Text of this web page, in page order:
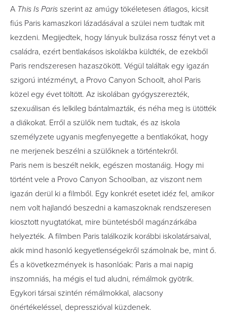
A This Is Paris szerint az amúgy tökéletesen átlagos, kicsit
fiús Paris kamaszkori lázadásával a szülei nem tudtak mit
kezdeni. Megijedtek, hogy lányuk bulizása rossz fényt vet a
családra, ezért bentlakásos iskolákba küldték, de ezekből
Paris rendszeresen hazaszökött. Végül találtak egy igazán
szigorú intézményt, a Provo Canyon Schoolt, ahol Paris
közel egy évet töltött. Az iskolában gyógyszerezték,
szexuálisan és lelkileg bántalmazták, és néha meg is ütötték
a diákokat. Erről a szülők nem tudtak, és az iskola
személyzete ugyanis megfenyegette a bentlakókat, hogy
ne merjenek beszélni a szülőknek a történtekről.
Paris nem is beszélt nekik, egészen mostanáig. Hogy mi
történt vele a Provo Canyon Schoolban, az viszont nem
igazán derül ki a filmből. Egy konkrét esetet idéz fel, amikor
nem volt hajlandó beszedni a kamaszoknak rendszeresen
kiosztott nyugtatókat, mire büntetésből magánzárkába
helyezték. A filmben Paris találkozik korábbi iskolatársaival,
akik mind hasonló kegyetlenségekről számolnak be, mint ő.
És a következmények is hasonlóak: Paris a mai napig
inszomniás, ha mégis el tud aludni, rémálmok gyötrik.
Egykori társai szintén rémálmokkal, alacsony
önértékeléssel, depresszióval küzdenek.